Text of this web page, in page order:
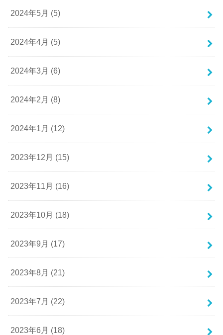
2024年5月 (5)
2024年4月 (5)
2024年3月 (6)
2024年2月 (8)
2024年1月 (12)
2023年12月 (15)
2023年11月 (16)
2023年10月 (18)
2023年9月 (17)
2023年8月 (21)
2023年7月 (22)
2023年6月 (18)